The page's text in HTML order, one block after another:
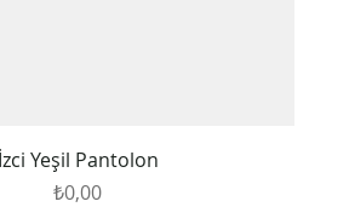
İzci Yeşil Pantolon
Fiyat
₺0,00